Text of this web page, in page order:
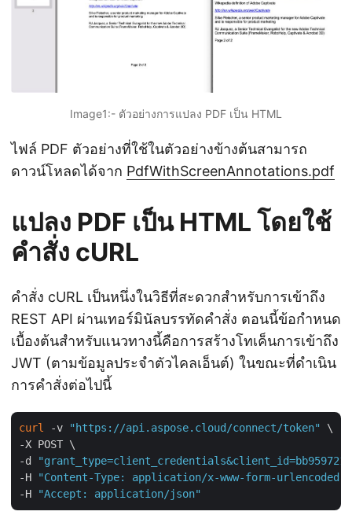
Image1:- ตัวอย่างการแปลง PDF เป็น HTML
ไฟล์ PDF ตัวอย่างที่ใช้ในตัวอย่างข้างต้นสามารถ
ดาวน์โหลดได้จาก PdfWithScreenAnnotations.pdf
แปลง PDF เป็น HTML โดยใช้
คำสั่ง cURL
คำสั่ง cURL เป็นหนึ่งในวิธีที่สะดวกสำหรับการเข้าถึง
REST API ผ่านเทอร์มินัลบรรทัดคำสั่ง ตอนนี้ข้อกำหนด
เบื้องต้นสำหรับแนวทางนี้คือการสร้างโทเค็นการเข้าถึง
JWT (ตามข้อมูลประจำตัวไคลเอ็นต์) ในขณะที่ดำเนิน
การคำสั่งต่อไปนี้
curl -v "https://api.aspose.cloud/connect/token"
\
-X POST \
-d
"grant_type=client_credentials&client_id=bb959721-
-H
"Content-Type: application/x-www-form-urlencoded"
-H
"Accept: application/json"